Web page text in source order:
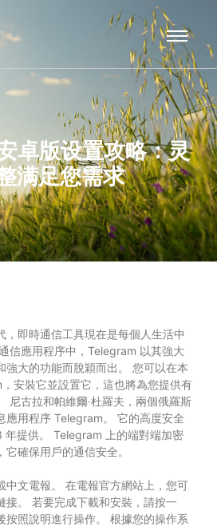
版设置攻略：灵
满足您需求
，即時通信工具現在是每個人生活中
信應用程序中，Telegram 以其強大
強大的功能而脫穎而出。 您可以在本
安裝它並設置它，這也將為您提供有
尼古拉和帕維爾·杜羅夫，兩個俄羅斯
應用程序 Telegram。 它的高度安全
年提供。 Telegram 上的端對端加密
確保用戶的通信安全。
中文電報。 在電報官方網站上，您可
接。 若要完成下載和安裝，請按一
按照說明進行操作。 根據您的操作系